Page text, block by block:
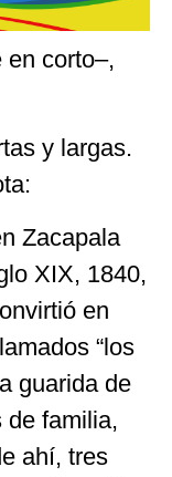
en corto–,
y largas.
Zacapala
XIX, 1840,
en
“los
guarida de
de familia,
ahí, tres